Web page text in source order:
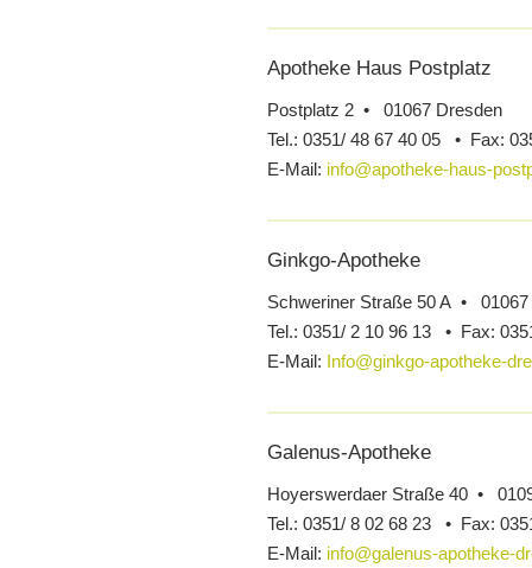
Apotheke Haus Postplatz
Postplatz 2 • 01067 Dresden
Tel.: 0351/ 48 67 40 05 • Fax:
E-Mail: info@apotheke-haus-
Ginkgo-Apotheke
Schweriner Straße 50 A • 01067
Tel.: 0351/ 2 10 96 13 • Fax:
E-Mail: Info@ginkgo-apotheke-
Galenus-Apotheke
Hoyerswerdaer Straße 40 •
Tel.: 0351/ 8 02 68 23 • Fax:
E-Mail: info@galenus-apotheke-